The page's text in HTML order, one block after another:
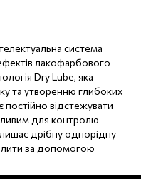
система
лакофарбового
Dry Lube, яка
та утворенню глибоких
відстежувати
для контролю
дрібну однорідну
за допомогою